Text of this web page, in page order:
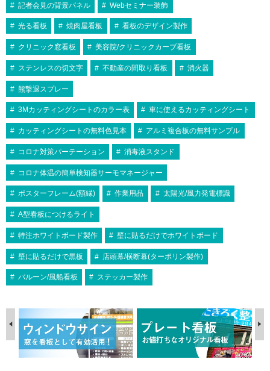
記者会見の背景パネル Webセミナー装飾
光る看板 焼肉屋看板 看板のデザイン製作
クリニック窓看板 美容院/クリニックカーブ看板
ステンレスの切文字 不動産の間取り看板 消火器
熊撃退スプレー
3Mカッティングシートのカラー表 車に使えるカッティングシート
カッティングシートの無料色見本 アルミ複合板の無料サンプル
コロナ対策パーテーション 消毒液スタンド
コロナ体温の簡単検知器サーモマネージャー
ポスターフレーム(額縁) 作業用品 太陽光/風力発電標識
A型看板につけるライト
特注ホワイトボード製作 壁に貼るだけでホワイトボード
壁に貼るだけで黒板 店頭幕/横断幕(ターポリン製作)
バルーン/風船看板 ステッカー製作